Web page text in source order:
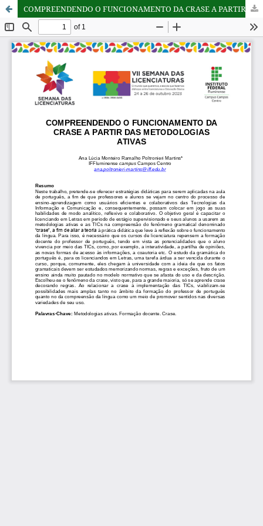
COMPREENDENDO O FUNCIONAMENTO DA CRASE A PARTIR DAS METODOLOGIAS ATIVAS